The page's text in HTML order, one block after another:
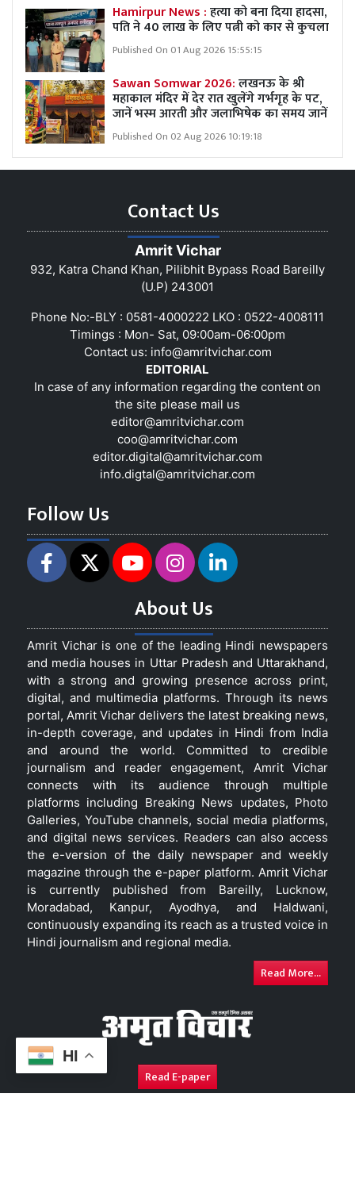
HI
Hamirpur News :हत्या को बना दिया हादसा,
पति ने 40 लाख के लिए पत्नी को कार से कुचला
Published On 01 Aug 2026 15:55:15
Sawan Somwar 2026:लखनऊ के श्री
महाकाल मंदिर में देर रात खुलेंगे गर्भगृह के पट,
जानें भस्म आरती और जलाभिषेक का समय जानें
Published On 02 Aug 2026 10:19:18
Contact Us
Amrit Vichar
932, Katra Chand Khan, Pilibhit Bypass Road Bareilly
(U.P) 243001
Phone No:-BLY : 0581-4000222 LKO : 0522-4008111
Timings : Mon- Sat, 09:00am-06:00pm
Contact us: info@amritvichar.com
EDITORIAL
In case of any information regarding the content on
the site please mail us
editor@amritvichar.com
coo@amritvichar.com
editor.digital@amritvichar.com
info.digtal@amritvichar.com
Follow Us
About Us
Amrit Vichar is one of the leading Hindi newspapers
and media houses in Uttar Pradesh and Uttarakhand,
with a strong and growing presence across print,
digital, and multimedia platforms. Through its news
portal, Amrit Vichar delivers the latest breaking news,
in-depth coverage, and updates in Hindi from India
and around the world. Committed to credible
journalism and reader engagement, Amrit Vichar
connects with its audience through multiple
platforms including Breaking News updates, Photo
Galleries, YouTube channels, social media platforms,
and digital news services. Readers can also access
the e-version of the daily newspaper and weekly
magazine through the e-paper platform. Amrit Vichar
is currently published from Bareilly, Lucknow,
Moradabad, Kanpur, Ayodhya, and Haldwani,
continuously expanding its reach as a trusted voice in
Hindi journalism and regional media.
Read More...
Read E-paper